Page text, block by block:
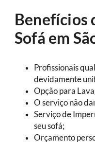
Benefícios
Sofá em
Profissionais
devidamente
Opção para
O serviço não
Serviço de
seu sofá;
Orçamento